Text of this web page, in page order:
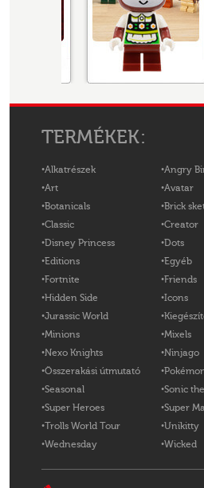
TERMÉKEK:
Alkatrészek
Art
Botanicals
Classic
Disney Princess
Editions
Fortnite
Hidden Side
Jurassic World
Minions
Nexo Knights
Összerakási útmutató
Seasonal
Super Heroes
Trolls World Tour
Wednesday
Angry
Avatar
Brick
Creator
Dots
Egyéb
Friends
Icons
Mixels
Ninjago
Sonic
Super
Unikitty
Wicked